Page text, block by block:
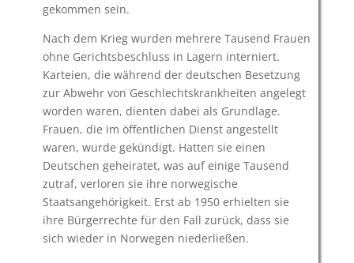
gekommen sein.
Nach dem Krieg wurden mehrere Tausend Frauen
ohne Gerichtsbeschluss in Lagern interniert.
Karteien, die während der deutschen Besetzung
zur Abwehr von Geschlechtskrankheiten angelegt
worden waren, dienten dabei als Grundlage.
Frauen, die im öffentlichen Dienst angestellt
waren, wurde gekündigt. Hatten sie einen
Deutschen geheiratet, was auf einige Tausend
zutraf, verloren sie ihre norwegische
Staatsangehörigkeit. Erst ab 1950 erhielten sie
ihre Bürgerrechte für den Fall zurück, dass sie
sich wieder in Norwegen niederließen.